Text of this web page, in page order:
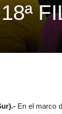
En el marco